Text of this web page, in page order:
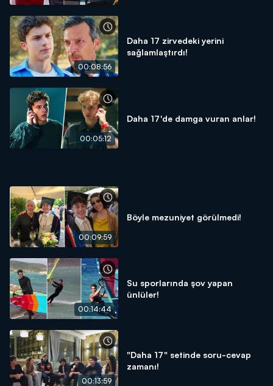
00:08:56
Daha 17 zirvedeki yerini
sağlamlaştırdı!
00:05:12
Daha 17'de damga vuran anlar!
00:09:59
Böyle mezuniyet görülmedi!
00:14:44
Su sporlarında şov yapan
ünlüler!
00:13:59
"Daha 17" setinde soru-cevap
zamanı!